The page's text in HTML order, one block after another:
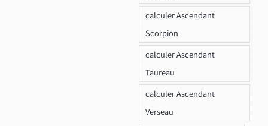
calculer Ascendant
Scorpion
calculer Ascendant
Taureau
calculer Ascendant
Verseau